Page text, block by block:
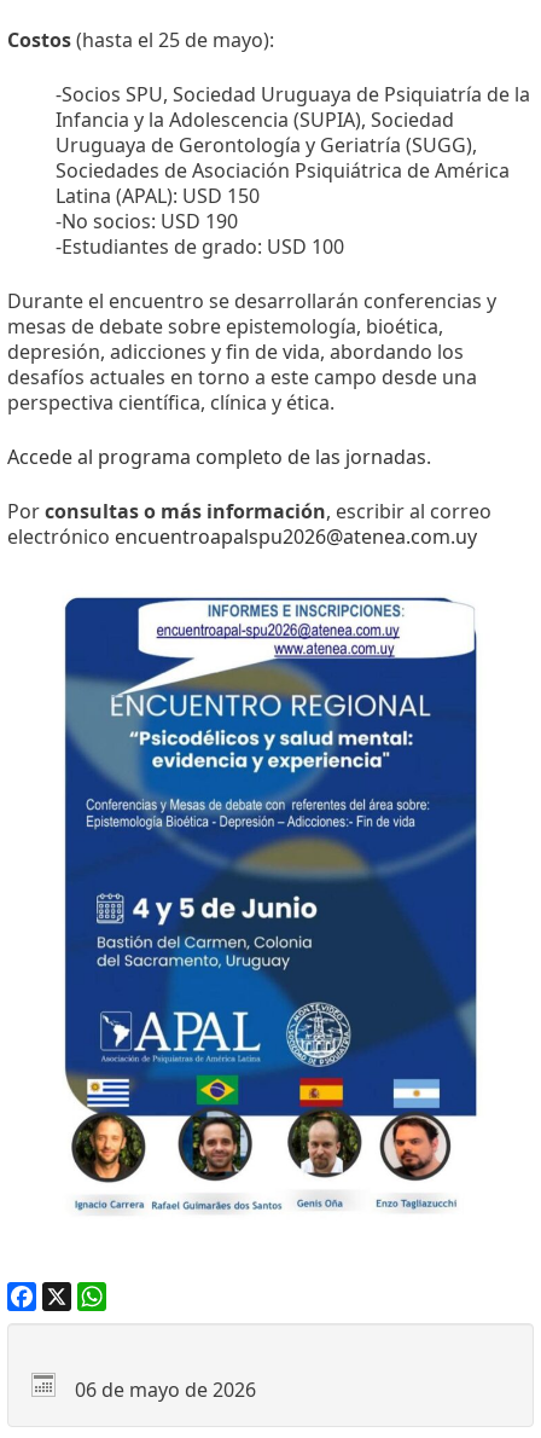
Costos(hasta el 25 de mayo):
-Socios SPU, Sociedad Uruguaya de Psiquiatría de la
Infancia y la Adolescencia (SUPIA), Sociedad
Uruguaya de Gerontología y Geriatría (SUGG),
Sociedades de Asociación Psiquiátrica de América
Latina (APAL): USD 150
-No socios: USD 190
-Estudiantes de grado: USD 100
Durante el encuentro se desarrollarán conferencias y
mesas de debate sobre epistemología, bioética,
depresión, adicciones y fin de vida, abordando los
desafíos actuales en torno a este campo desde una
perspectiva científica, clínica y ética.
Accede al programa completo de las jornadas.
Porconsultas o más información, escribir al correo
electrónico encuentroapalspu2026@atenea.com.uy
Facebook
X WhatsApp
06 de mayo de 2026